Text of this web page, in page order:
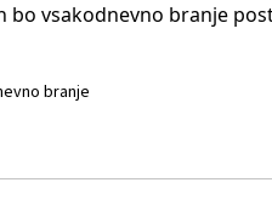
bo vsakodnevno branje
branje